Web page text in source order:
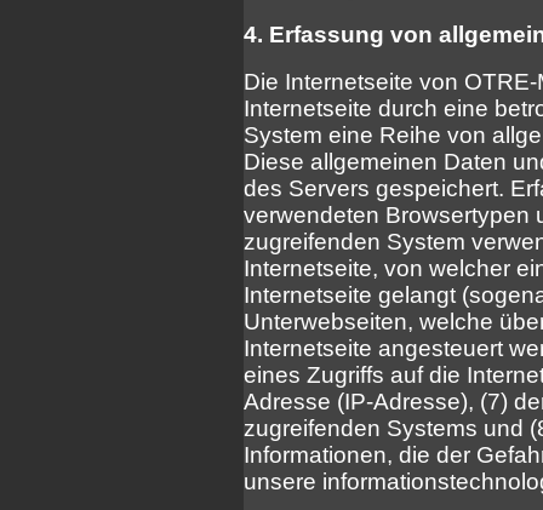
4. Erfassung von
Die Internetseite von
Internetseite durch eine
System eine Reihe von
Diese allgemeinen Daten
des Servers gespeichert.
verwendeten Browsertypen
zugreifenden System
Internetseite, von welcher
Internetseite gelangt
Unterwebseiten, welche
Internetseite angesteuert
eines Zugriffs auf die
Adresse (IP-Adresse), (7)
zugreifenden Systems und
Informationen, die der
unsere